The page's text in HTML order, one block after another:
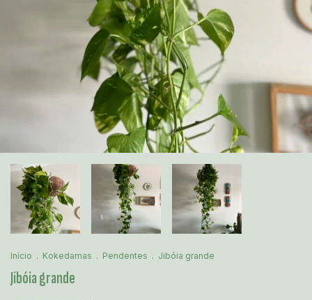
Início . Kokedamas . Pendentes . Jibóia grande
Jibóia grande